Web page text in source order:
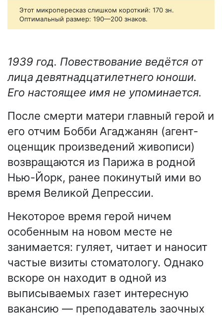
Этот микропересказ слишком короткий: 170 зн.
Оптимальный размер: 190—200 знаков.
1939 год. Повествование ведётся от
лица девятнадцатилетнего юноши.
Его настоящее имя не упоминается.
После смерти матери главный герой и
его отчим Бобби Агаджанян (агент-
оценщик произведений живописи)
возвращаются из Парижа в родной
Нью-Йорк, ранее покинутый ими во
время Великой Депрессии.
Некоторое время герой ничем
особенным на новом месте не
занимается: гуляет, читает и наносит
частые визиты стоматологу. Однако
вскоре он находит в одной из
выписываемых газет интересную
вакансию — преподаватель заочных